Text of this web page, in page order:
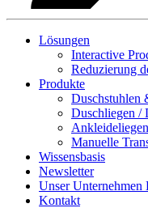
Lösungen
Interactive
Reduzierung
Produkte
Duschstuhlen
Duschliegen /
Ankleideliegen
Manuelle
Wissensbasis
Newsletter
Unser Unternehmen
Kontakt